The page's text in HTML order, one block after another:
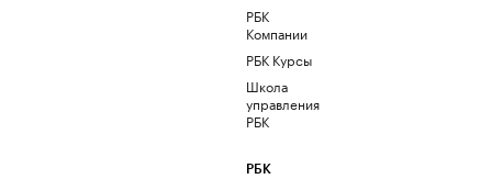
РБК
Компании
РБК Курсы
Школа
управления
РБК
РБК